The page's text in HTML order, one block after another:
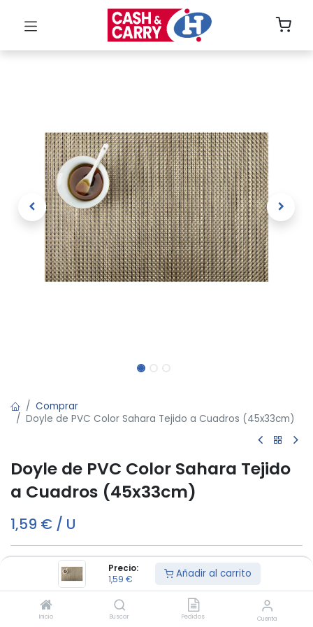
Precio:
1,59 € Añadir al carrito
Inicio Buscar Pedidos Cuenta
Comprar
Doyle de PVC Color Sahara Tejido a Cuadros (45x33cm)
Doyle de PVC Color Sahara Tejido
a Cuadros (45x33cm)
1,59 € / U
Añadir al carrito
Este producto es vendido en unidads de 12